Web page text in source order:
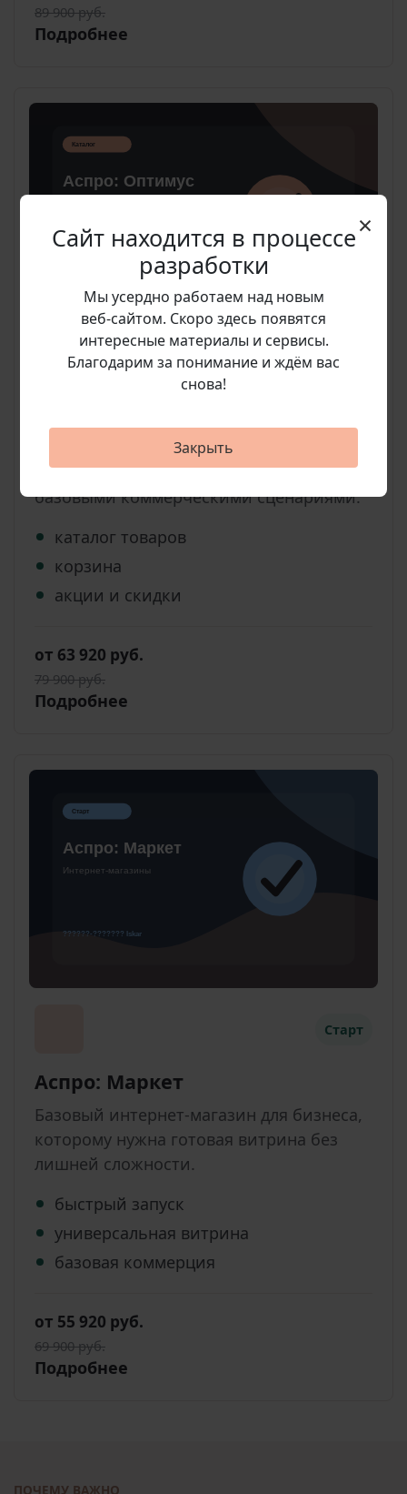
89 900 руб.
Подробнее
Каталог
Практичное решение для интернет-
магазина с понятным каталогом и
базовыми коммерческими сценариями.
каталог товаров
корзина
акции и скидки
от 63 920 руб.
79 900 руб.
Подробнее
Старт
Аспро: Маркет
Базовый интернет-магазин для бизнеса,
которому нужна готовая витрина без
лишней сложности.
быстрый запуск
универсальная витрина
базовая коммерция
от 55 920 руб.
69 900 руб.
Подробнее
ПОЧЕМУ ВАЖНО
×
Сайт находится в процессе
разработки
Мы усердно работаем над новым
веб‑сайтом. Скоро здесь появятся
интересные материалы и сервисы.
Благодарим за понимание и ждём вас
снова!
Закрыть